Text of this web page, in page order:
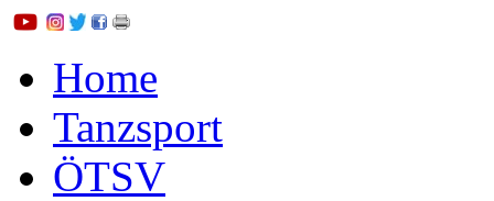
Home
Tanzsport
ÖTSV